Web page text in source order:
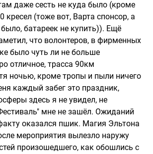
даже сесть не куда было (кроме
кресел (тоже вот, Варта спонсор, а
батареек не купить)). Ещё
что волонтеров, в фирменных
было чуть ли не больше
отличное, трасса 90км
ночью, кроме тропы и пыли ничего
каждый забег это праздник,
здесь я не увидел, не
мне не зашёл. Ожиданий
оказался пшик. Магия Эльтона
мероприятия вылезло наружу
произошедшего, как обошлись с